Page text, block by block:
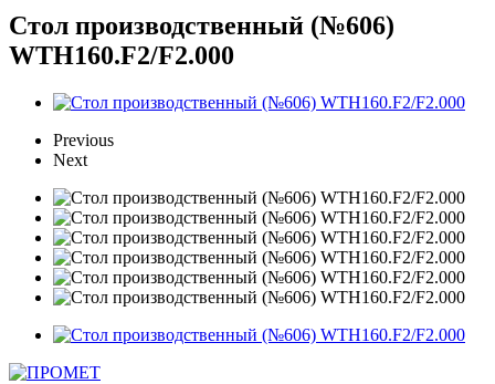
Стол производственный (№606)
WTH160.F2/F2.000
Previous
Next